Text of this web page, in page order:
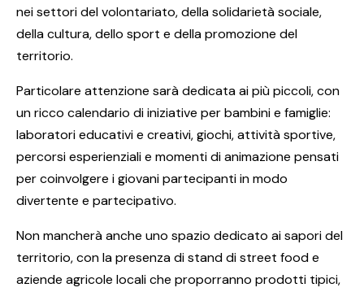
nei settori del volontariato, della solidarietà sociale,
della cultura, dello sport e della promozione del
territorio.
Particolare attenzione sarà dedicata ai più piccoli, con
un ricco calendario di iniziative per bambini e famiglie:
laboratori educativi e creativi, giochi, attività sportive,
percorsi esperienziali e momenti di animazione pensati
per coinvolgere i giovani partecipanti in modo
divertente e partecipativo.
Non mancherà anche uno spazio dedicato ai sapori del
territorio, con la presenza di stand di street food e
aziende agricole locali che proporranno prodotti tipici,